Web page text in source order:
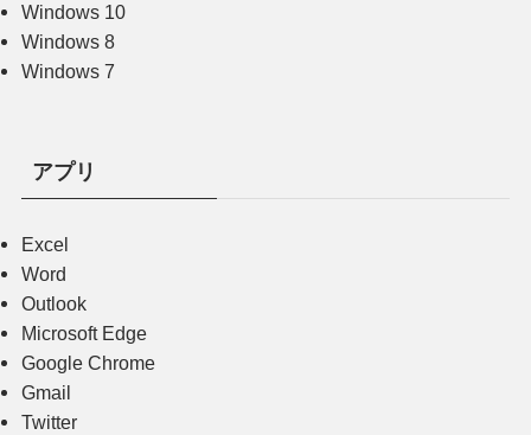
Windows 10
Windows 8
Windows 7
アプリ
Excel
Word
Outlook
Microsoft Edge
Google Chrome
Gmail
Twitter